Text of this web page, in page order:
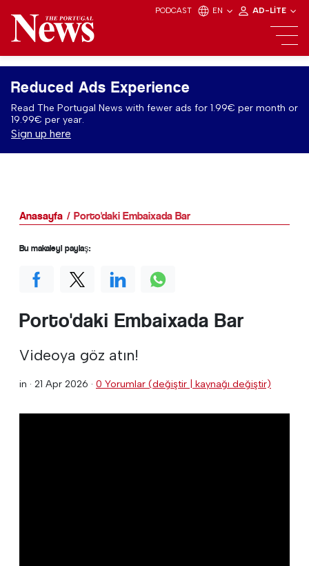
PODCAST EN AD-LITE
Reduced Ads Experience
Read The Portugal News with fewer ads for 1.99€ per month or
19.99€ per year.
Sign up here
Anasayfa Porto'daki Embaixada Bar
Porto'daki Embaixada Bar
Videoya göz atın!
in · 21 Apr 2026 · 0 Yorumlar (değiştir | kaynağı değiştir)
Bu makaleyi paylaş: